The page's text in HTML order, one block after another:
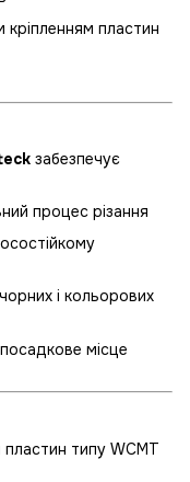
кріпленням пластин
забезпечує
процес різання
і кольорових
місце
типу WCMT